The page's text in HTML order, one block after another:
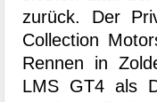
zurück. Der
Collection
Rennen in
LMS GT4 als